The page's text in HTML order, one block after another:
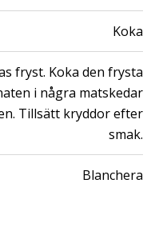
Koka
fryst. Koka den frysta
i några matskedar
Tillsätt kryddor efter
smak.
Blanchera